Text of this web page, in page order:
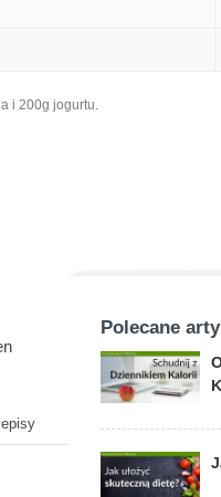
i 200g jogurtu.
Polecane